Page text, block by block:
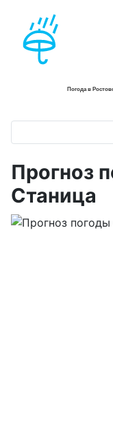
Прогноз
Станица